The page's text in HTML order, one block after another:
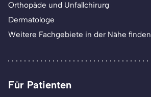
Orthopäde und Unfallchirurg
Dermatologe
Weitere Fachgebiete in der Nähe finden
Für Patienten